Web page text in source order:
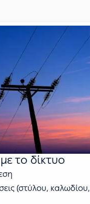
το δίκτυο
(στύλου, καλωδίου,